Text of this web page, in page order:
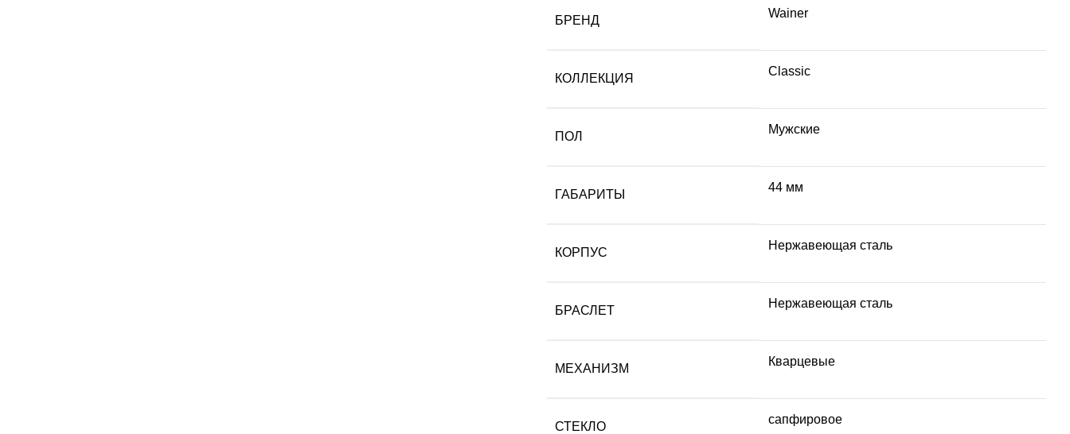
БРЕНД
Wainer
КОЛЛЕКЦИЯ
Classic
ПОЛ
Мужские
ГАБАРИТЫ
44 мм
КОРПУС
Hержавеющая сталь
БРАСЛЕТ
Нержавеющая сталь
МЕХАНИЗМ
Кварцевые
СТЕКЛО
сапфировое